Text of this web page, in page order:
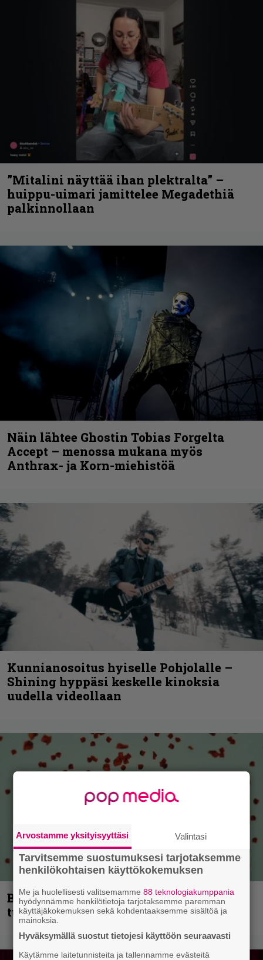
”Mitalini näyttää ihan plektralta” –
huippu-uimari jamittelee Megadethiä
palkinnollaan
Näin lähtee Ghostin Tobias Forgelta
Accept – menossa mukana myös
Anthrax- ja Korn-miehistöä
Kunnianosoitus hyiselle Pohjolalle –
Shining hyppäsi keskelle kinoksia
uudella videollaan
Blind Channel palaa rytinällä –
tuplasingle videoineen julki
Arvostamme yksityisyyttäsi Valintasi
Tarvitsemme suostumuksesi tarjotaksemme
henkilökohtaisen käyttökokemuksen
Me ja huolellisesti valitsemamme88 teknologiakumppania
hyödynnämme henkilötietoja tarjotaksemme paremman
käyttäjäkokemuksen sekä kohdentaaksemme sisältöä ja
mainoksia.
Hyväksymällä suostut tietojesi käyttöön seuraavasti
Käytämme laitetunnisteita ja tallennamme evästeitä